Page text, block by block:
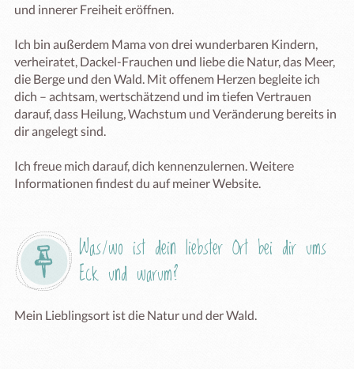
und innerer Freiheit eröffnen.
Ich bin außerdem Mama von drei wunderbaren Kindern,
verheiratet, Dackel-Frauchen und liebe die Natur, das Meer,
die Berge und den Wald. Mit offenem Herzen begleite ich
dich – achtsam, wertschätzend und im tiefen Vertrauen
darauf, dass Heilung, Wachstum und Veränderung bereits in
dir angelegt sind.
Ich freue mich darauf, dich kennenzulernen. Weitere
Informationen findest du auf meiner Website.
Was/wo ist dein liebster Ort bei dir ums
Eck und warum?
Mein Lieblingsort ist die Natur und der Wald.